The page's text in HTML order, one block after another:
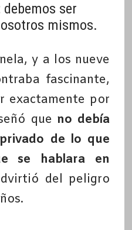
debemos ser
mismos.
y a los nueve
fascinante,
exactamente por
que no debía
de lo que
se hablara en
del peligro